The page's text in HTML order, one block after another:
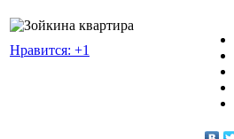
Нравится: +1